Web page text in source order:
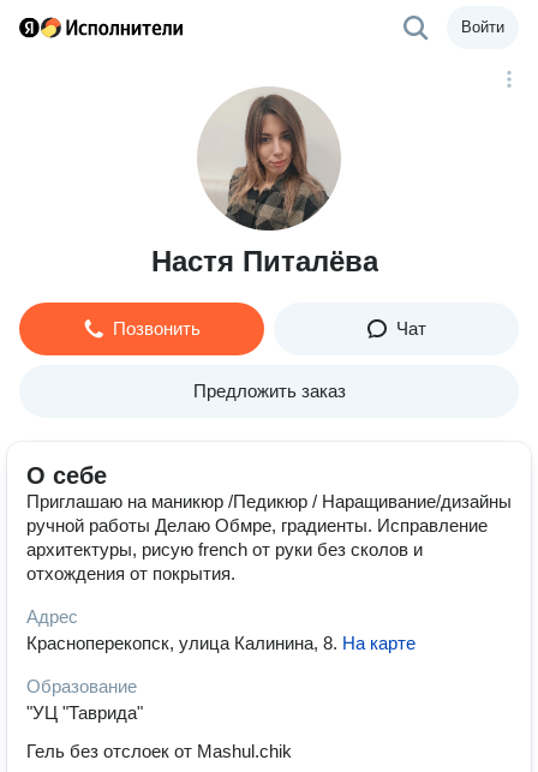
Войти
Настя Питалёва
Позвонить Чат
Предложить заказ
О себе
Приглашаю на маникюр /Педикюр / Наращивание/дизайны
ручной работы Делаю Обмре, градиенты. Исправление
архитектуры, рисую french от руки без сколов и
отхождения от покрытия.
Адрес
Красноперекопск, улица Калинина, 8. На карте
Образование
"УЦ "Таврида"
Гель без отслоек от Mashul.chik